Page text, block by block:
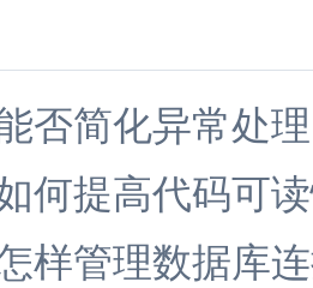
否简化异常处理
何提高代码可
样管理数据库